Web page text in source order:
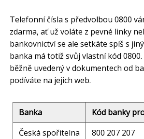
Telefonní čísla s předvolbou 0800
zdarma, ať už voláte z pevné linky
bankovnictví se ale setkáte spíš s
banka má totiž svůj vlastní kód
běžně uvedený v dokumentech od
podíváte na jejich web.
Banka
Kód banky
Česká spořitelna
800 207 207